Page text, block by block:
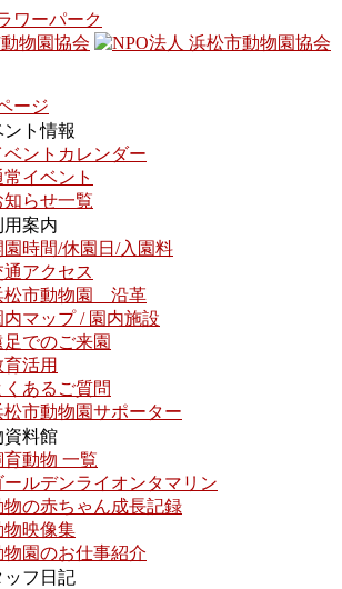
ワーパーク
ージ
ント情報
ベントカレンダー
常イベント
知らせ一覧
用案内
園時間/休園日/入園料
通アクセス
松市動物園 沿革
内マップ / 園内施設
足でのご来園
育活用
くあるご質問
松市動物園サポーター
資料館
育動物 一覧
ールデンライオンタマリン
物の赤ちゃん成長記録
物映像集
物園のお仕事紹介
ッフ日記